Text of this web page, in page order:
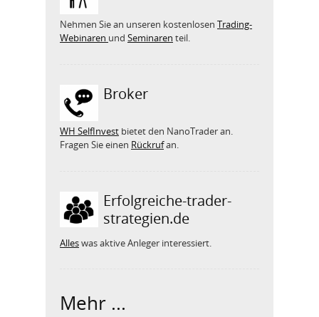
Nehmen Sie an unseren kostenlosen Trading-
Webinaren und Seminaren teil.
Broker
WH SelfInvest bietet den NanoTrader an.
Fragen Sie einen Rückrufan.
Erfolgreiche-trader-
strategien.de
Alleswas aktive Anleger interessiert.
Mehr ...